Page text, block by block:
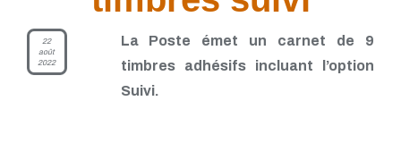
TP - Juin 2021
TP - Avril 2021
TP - Mars 2021
TP - Février 2021
TP - Janvier 2021
22
août
2022
La Poste émet un carnet de 9
timbres adhésifs incluant l’option
Suivi.